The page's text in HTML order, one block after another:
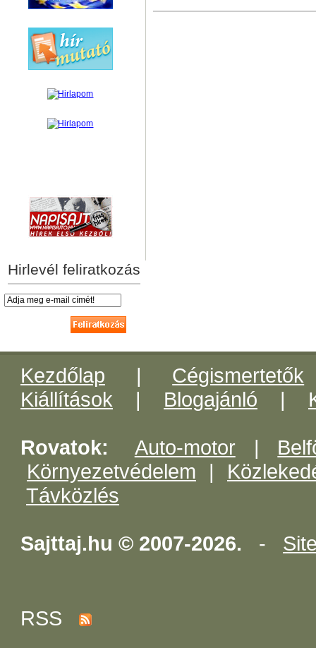
Hirlevél feliratkozás
Kezdőlap | Cégismertetők
Kiállítások | Blogajánló |
Rovatok: Auto-motor|
Környezetvédelem |
Távközlés
Sajttaj.hu © 2007-2026. -
RSS